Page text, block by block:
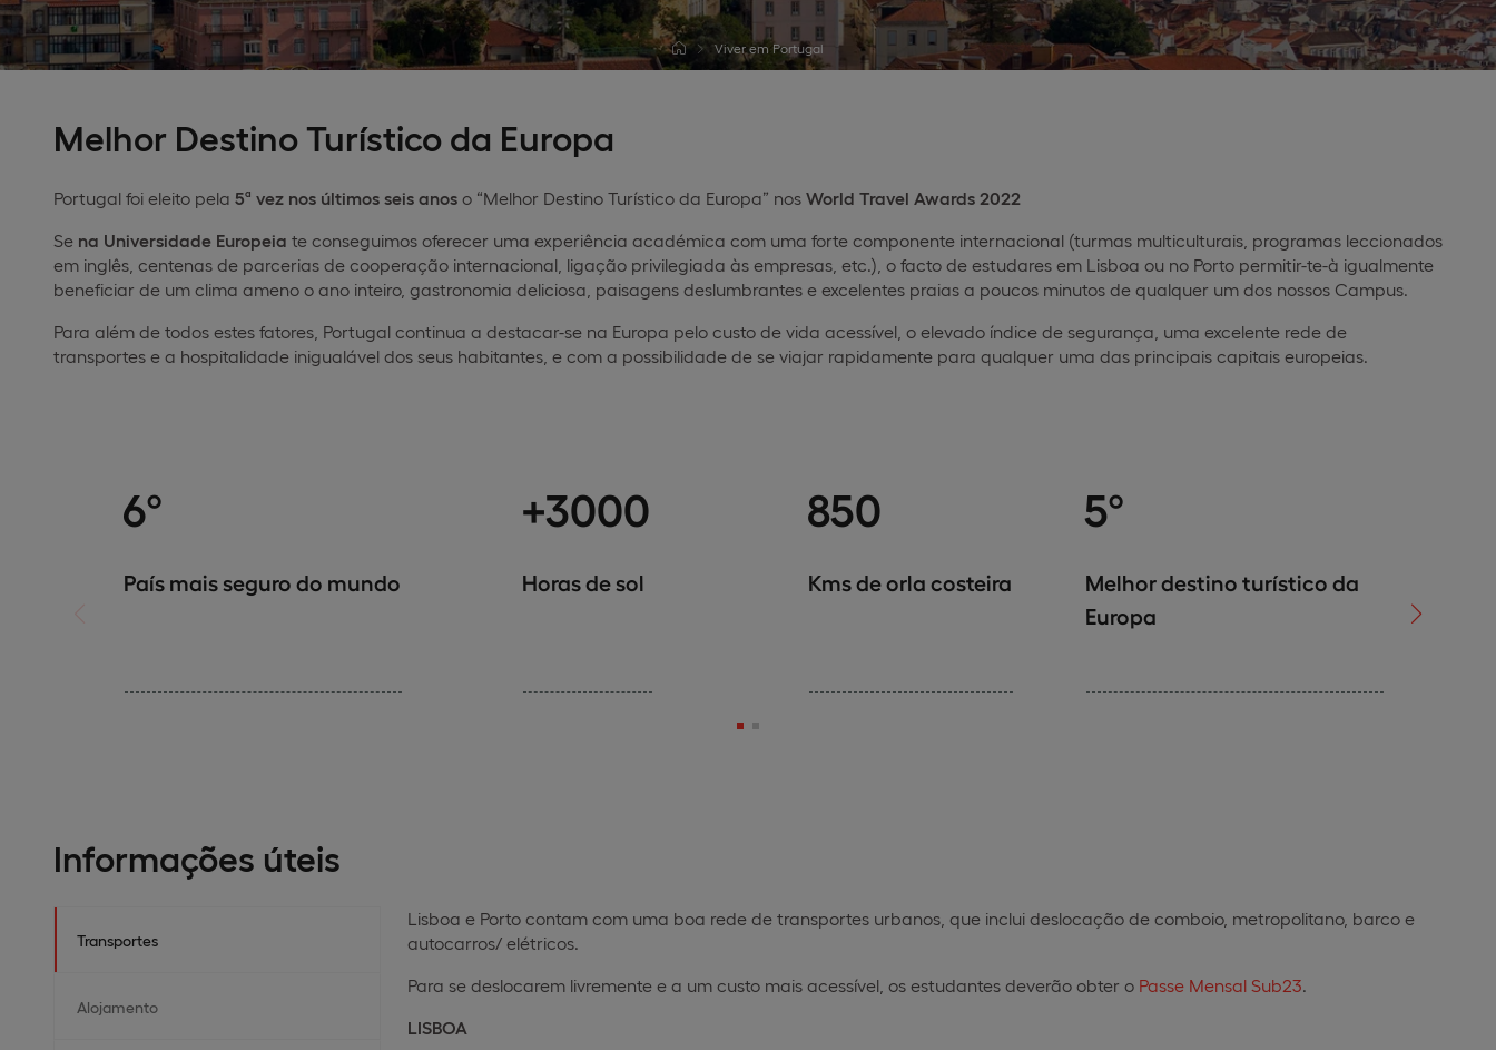
Viver em Portugal
Melhor Destino Turístico da Europa
Portugal foi eleito pela 5ª vez nos últimos seis anos o “Melhor Destino Turístico da Europa” nos World Travel Awards 2022
Se na Universidade Europeia te conseguimos oferecer uma experiência académica com uma forte componente internacional (turmas multiculturais, programas leccionados
em inglês, centenas de parcerias de cooperação internacional, ligação privilegiada às empresas, etc.), o facto de estudares em Lisboa ou no Porto permitir-te-à igualmente
beneficiar de um clima ameno o ano inteiro, gastronomia deliciosa, paisagens deslumbrantes e excelentes praias a poucos minutos de qualquer um dos nossos Campus.
Para além de todos estes fatores, Portugal continua a destacar-se na Europa pelo custo de vida acessível, o elevado índice de segurança, uma excelente rede de
transportes e a hospitalidade inigualável dos seus habitantes, e com a possibilidade de se viajar rapidamente para qualquer uma das principais capitais europeias.
6º
País mais seguro do mundo
+3000
Horas de sol
850
Kms de orla costeira
5º
Melhor destino turístico da
Europa
mundo
Informações úteis
Transportes
Alojamento
Lisboa e Porto contam com uma boa rede de transportes urbanos, que inclui deslocação de comboio, metropolitano, barco e
autocarros/ elétricos.
Para se deslocarem livremente e a um custo mais acessível, os estudantes deverão obter o Passe Mensal Sub23.
LISBOA